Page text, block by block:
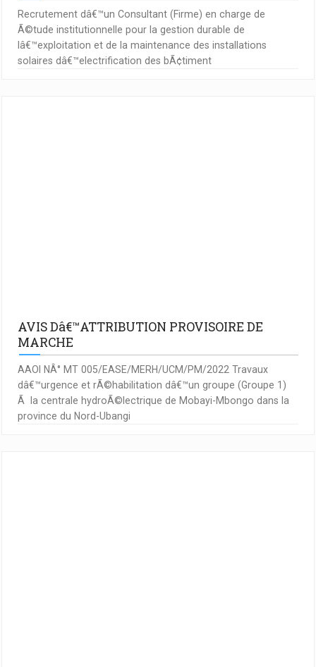
Recrutement dâ€™un Consultant (Firme) en charge de
Ã©tude institutionnelle pour la gestion durable de
lâ€™exploitation et de la maintenance des installations
solaires dâ€™electrification des bÃ¢timent
AVIS Dâ€™ATTRIBUTION PROVISOIRE DE
MARCHE
AAOI NÂ° MT 005/EASE/MERH/UCM/PM/2022 Travaux
dâ€™urgence et rÃ©habilitation dâ€™un groupe (Groupe 1)
Ã la centrale hydroÃ©lectrique de Mobayi-Mbongo dans la
province du Nord-Ubangi